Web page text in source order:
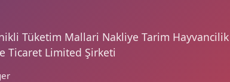
Tüketim Mallari Nakliye Tarim Hayvancilik
Ticaret Limited Şirketi